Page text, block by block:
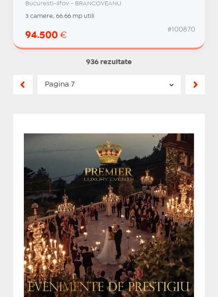
Bucuresti-Ilfov - BRANCOVEANU
3 camere, 66.66 mp utili
94.500 €
#100870
936 rezultate